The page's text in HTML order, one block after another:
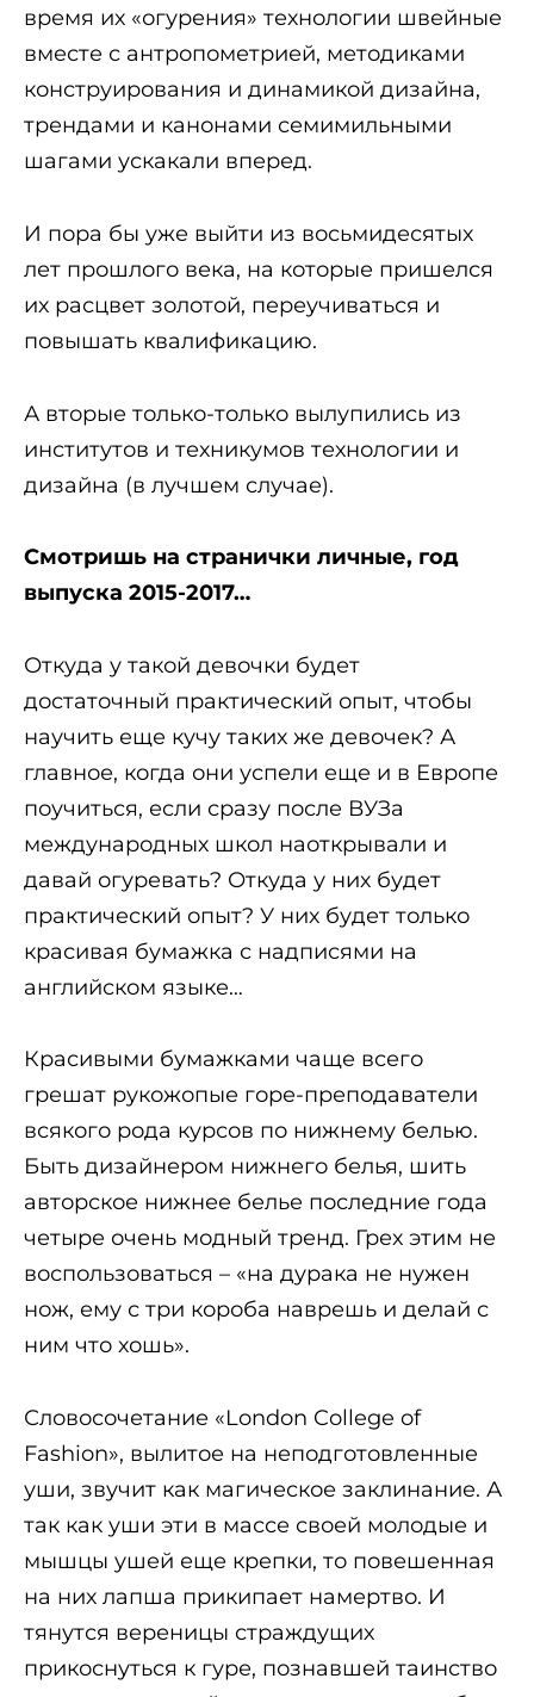
время их «огурения» технологии швейные
вместе с антропометрией, методиками
конструирования и динамикой дизайна,
трендами и канонами семимильными
шагами ускакали вперед.
И пора бы уже выйти из восьмидесятых
лет прошлого века, на которые пришелся
их расцвет золотой, переучиваться и
повышать квалификацию.
А вторые только-только вылупились из
институтов и техникумов технологии и
дизайна (в лучшем случае).
Смотришь на странички личные, год
выпуска 2015-2017…
Откуда у такой девочки будет
достаточный практический опыт, чтобы
научить еще кучу таких же девочек? А
главное, когда они успели еще и в Европе
поучиться, если сразу после ВУЗа
международных школ наоткрывали и
давай огуревать? Откуда у них будет
практический опыт? У них будет только
красивая бумажка с надписями на
английском языке…
Красивыми бумажками чаще всего
грешат рукожопые горе-преподаватели
всякого рода курсов по нижнему белью.
Быть дизайнером нижнего белья, шить
авторское нижнее белье последние года
четыре очень модный тренд. Грех этим не
воспользоваться – «на дурака не нужен
нож, ему с три короба наврешь и делай с
ним что хошь».
Словосочетание «London College of
Fashion», вылитое на неподготовленные
уши, звучит как магическое заклинание. А
так как уши эти в массе своей молодые и
мышцы ушей еще крепки, то повешенная
на них лапша прикипает намертво. И
тянутся вереницы страждущих
прикоснуться к гуре, познавшей таинство